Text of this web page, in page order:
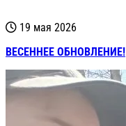
19 мая 2026
ВЕСЕННЕЕ ОБНОВЛЕНИЕ!